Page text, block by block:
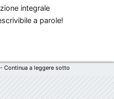
integrale
a parole!
Continua a leggere sotto